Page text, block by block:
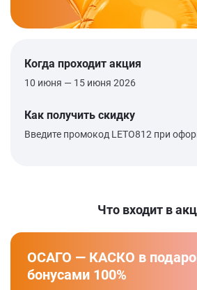
Когда проходит акция
10 июня — 15 июня 2026
Как получить скидку
Введите промокод LETO812 при
Что входит в
ОСАГО — КАСКО в
бонусами 100%